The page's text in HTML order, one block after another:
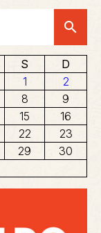
search
S
D
1
2
8
9
15
16
22
23
29
30